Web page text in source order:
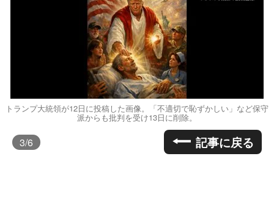
トランプ大統領が12日に投稿した画像。「不適切で恥ずかしい」など保守
派からも批判を受け13日に削除。
3/6 記事に戻る